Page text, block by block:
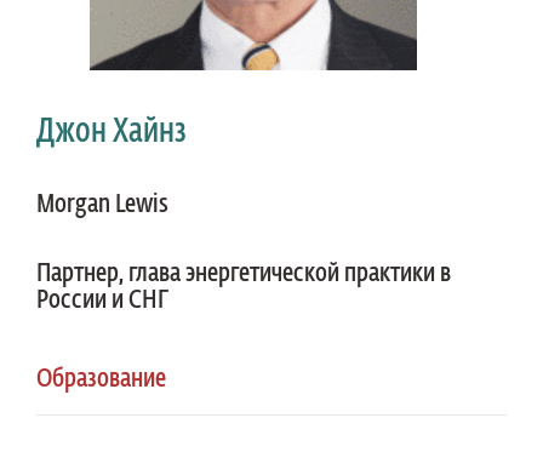
Джон Хайнз
Morgan Lewis
Партнер, глава энергетической практики в
России и СНГ
Образование